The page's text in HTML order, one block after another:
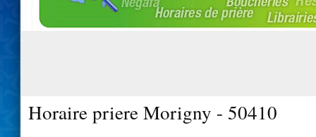
Horaire priere Morigny - 50410